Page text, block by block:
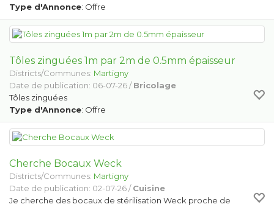
Type d'Annonce: Offre
Tôles zinguées 1m par 2m de 0.5mm épaisseur
Districts/Communes: Martigny
Date de publication: 06-07-26 /Bricolage
Tôles zinguées
Type d'Annonce: Offre
Cherche Bocaux Weck
Districts/Communes: Martigny
Date de publication: 02-07-26 /Cuisine
Je cherche des bocaux de stérilisation Weck proche de